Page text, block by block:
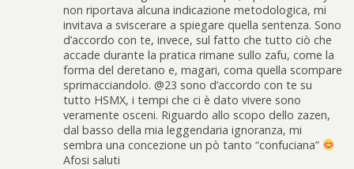
non riportava alcuna indicazione metodologica, mi
invitava a sviscerare a spiegare quella sentenza. Sono
d’accordo con te, invece, sul fatto che tutto ciò che
accade durante la pratica rimane sullo zafu, come la
forma del deretano e, magari, coma quella scompare
sprimacciandolo. @23 sono d’accordo con te su
tutto HSMX, i tempi che ci è dato vivere sono
veramente osceni. Riguardo allo scopo dello zazen,
dal basso della mia leggendaria ignoranza, mi
sembra una concezione un pò tanto “confuciana”
Afosi saluti